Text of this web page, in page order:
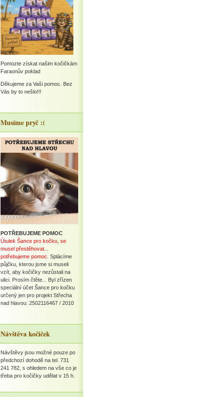
Pomozte získat našim kočičkám
Faraonův poklad
Děkujeme za Vaši pomoc. Bez
Vás by to nešlo!!!
Musíme pryč :(
POTŘEBUJEME POMOC
Útulek Šance pro kočku, se
musel přestěhovat...
potřebujeme pomoc. Splácíme
půjčku, kterou jsme si museli
vzít, aby kočičky nezůstali na
ulici. Prosím čtěte... Byl zřízen
speciální účet Šance pro kočku
určený jen pro projekt Střecha
nad hlavou: 2502116467 / 2010
Návštěva kočiček
Návštěvy jsou možné pouze po
předchozí dohodě na tel. 731
241 782, s ohledem na vše co je
třeba pro kočičky udělat v 15 h.